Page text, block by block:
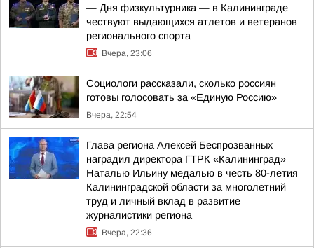
— Дня физкультурника — в Калининграде
чествуют выдающихся атлетов и ветеранов
регионального спорта
Вчера, 23:06
Социологи рассказали, сколько россиян
готовы голосовать за «Единую Россию»
Вчера, 22:54
Глава региона Алексей Беспрозванных
наградил директора ГТРК «Калининград»
Наталью Ильину медалью в честь 80-летия
Калининградской области за многолетний
труд и личный вклад в развитие
журналистики региона
Вчера, 22:36